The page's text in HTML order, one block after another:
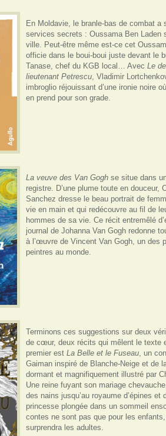
En Moldavie, le branle-bas de combat a
services secrets : Oussama Ben Laden
ville. Peut-être même est-ce cet
officie dans le boui-boui juste devant le
Tanase, chef du KGB local… Avec Le
lieutenant Petrescu, Vladimir
imbroglio réjouissant d’une ironie noire
en prend pour son grade.
La veuve des Van Goghse situe dans
registre. D’une plume toute en douceur,
Sanchez dresse le beau portrait de
vie en main et qui redécouvre au fil de
hommes de sa vie. Ce récit entremêlé
journal de Johanna Van Gogh redonne
à l’œuvre de Vincent Van Gogh, un des
peintres au monde.
Terminons ces suggestions sur deux
de cœur, deux récits qui mêlent le texte
premier est La Belle et le Fuseau, un
Gaiman inspiré de Blanche-Neige et de
dormant et magnifiquement illustré par
Une reine fuyant son mariage
des nains jusqu’au royaume d’épines et
princesse plongée dans un sommeil
contes ne sont pas que pour les
surprendra les adultes.